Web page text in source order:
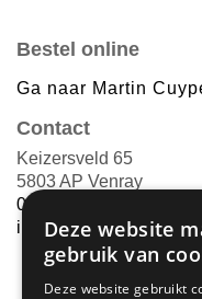
Bestel online
Ga naar Martin
Contact
Keizersveld 65
5803 AP Venray
0478-551800
info@martin-cuypers.nl
Deze website
gebruik van
Deze website gebruikt